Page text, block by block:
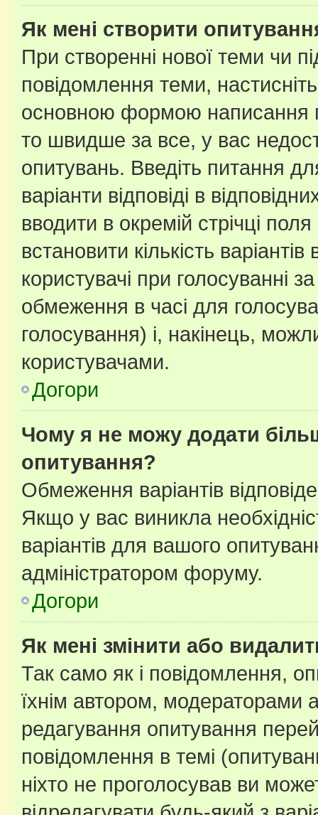
Як мені створити
При створенні нової теми чи
повідомлення теми,
основною формою написання
то швидше за все, у вас
опитувань. Введіть питання
варіанти відповіді в
вводити в окремій стрічці
встановити кількість
користувачі при голосуванні
обмеження в часі для
голосування) і, накінець,
користувачами.
Догори
Чому я не можу додати
опитування?
Обмеження варіантів
Якщо у вас виникла
варіантів для вашого
адміністратором форуму.
Догори
Як мені змінити або
Так само як і повідомлення,
їхнім автором, модераторами
редагування опитування
повідомлення в темі
ніхто не проголосував ви